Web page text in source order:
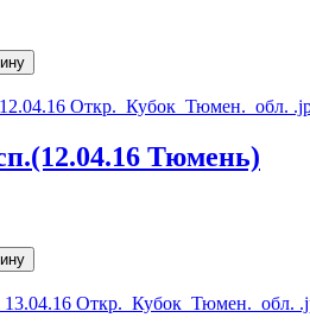
Тюмень)